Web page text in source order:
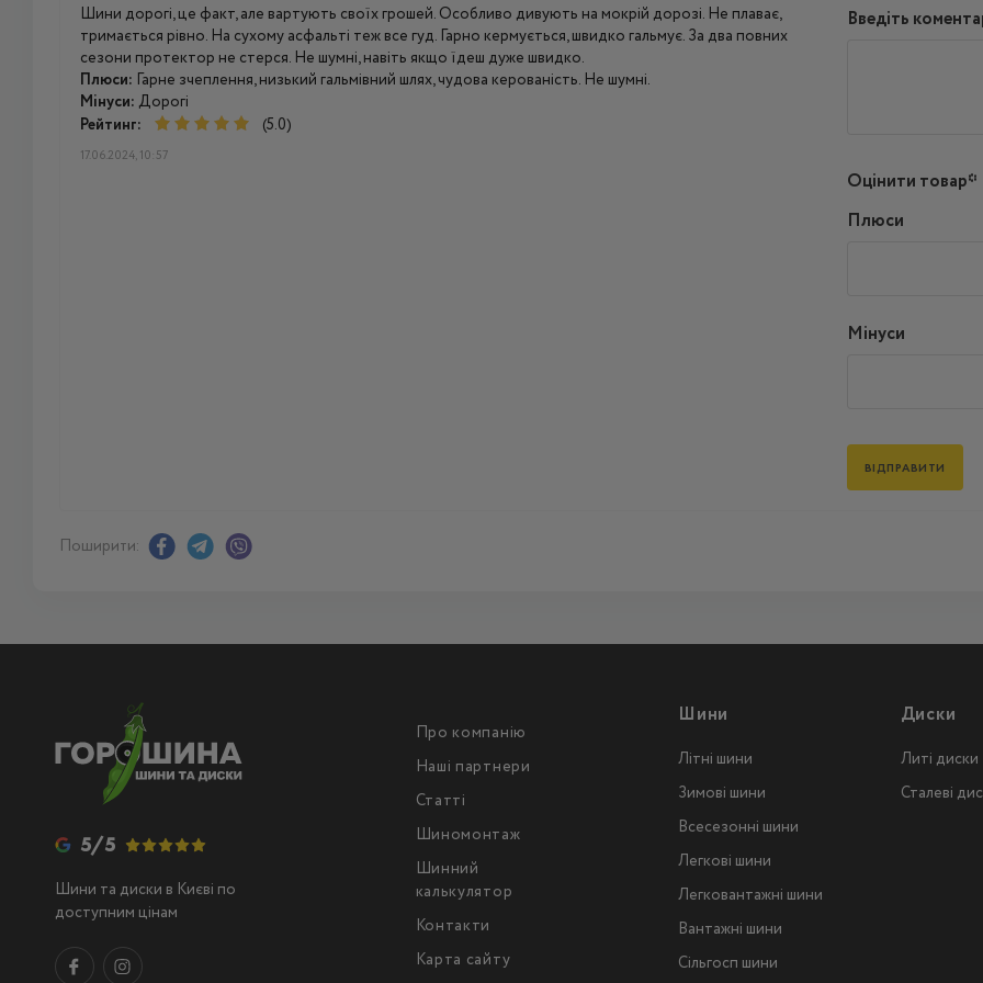
Шини дорогі, це факт, але вартують своїх грошей. Особливо дивують на мокрій дорозі. Не плаває,
тримається рівно. На сухому асфальті теж все гуд. Гарно кермується, швидко гальмує. За два повних
сезони протектор не стерся. Не шумні, навіть якщо їдеш дуже швидко.
Плюси: Гарне зчеплення, низький гальмівний шлях, чудова керованість. Не шумні.
Мінуси: Дорогі
Рейтинг:
(5.0)
17.06.2024, 10:57
Введіть
Оцінити товар*
Плюси
Мінуси
Поширити:
5/5
Шини та диски в Києві по
доступним цінам
Про компанію
Наші партнери
Статті
Шиномонтаж
Шинний
калькулятор
Контакти
Карта сайту
Шини
Літні шини
Зимові шини
Всесезонні шини
Легкові шини
Легковантажнi шини
Вантажнi шини
Сільгосп шини
Диски
Литі диски
Сталеві